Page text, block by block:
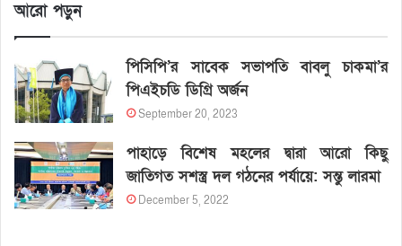
আরো পড়ুন
পিসিপি’র সাবেক সভাপতি বাবলু চাকমা’র
পিএইচডি ডিগ্রি অর্জন
September 20, 2023
পাহাড়ে বিশেষ মহলের দ্বারা আরো কিছু
জাতিগত সশস্ত্র দল গঠনের পর্যায়ে: সন্তু লারমা
December 5, 2022